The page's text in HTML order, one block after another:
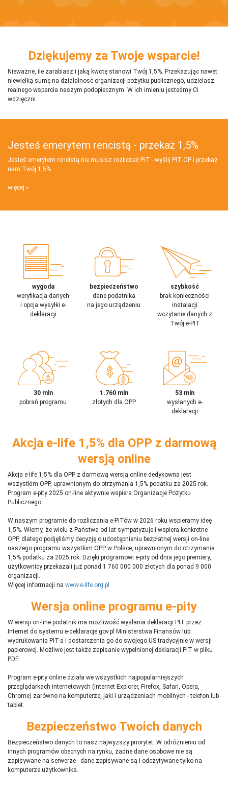
Dziękujemy za Twoje wsparcie!
Nieważne, ile zarabiasz i jaką kwotę stanowi Twój 1,5%. Przekazując nawet
niewielką sumę na działalnosć organizacji pożytku publicznego, udzielasz
realnego wsparcia naszym podopiecznym. W ich imieniu jesteśmy Ci
wdzięczni.
Jesteś emerytem rencistą - przekaż 1,5%
Jesteś emerytem rencistą nie musisz rozliczać PIT - wyślij PIT‑OP i przekaż
nam Twój 1,5%
więcej
wygoda
weryfikacja danych
i opcja wysyłki e-
deklaracji
bezpieczeństwo
dane podatnika
na jego urządzeniu
szybkość
brak konieczności
instalacji
wczytanie danych z
Twój e-PIT
30 mln
pobrań programu
1.760 mln
złotych dla OPP
53 mln
wysłanych e-
deklaracji
Akcja e-life 1,5% dla OPP z darmową
wersją online
Akcja e-life 1,5% dla OPP z darmową wersją online dedykowna jest
wszystkim OPP, uprawnionym do otrzymania 1,5% podatku za 2025 rok.
Program e-pity 2025 on-line aktywnie wspiera Organizacje Pożytku
Publicznego.
W naszym programie do rozliczania e-PITów w 2026 roku wspieramy ideę
1,5%. Wiemy, że wielu z Państwa od lat sympatyzuje i wspiera konkretne
OPP, dlatego podjęliśmy decyzję o udostępnieniu bezpłatnej wersji on-line
naszego programu wszystkim OPP w Polsce, uprawnionym do otrzymania
1,5% podatku za 2025 rok. Dzięki programowi e-pity od dnia jego premiery,
użytkownicy przekazali już ponad 1 760 000 000 złotych dla ponad 9 000
organizacji.
Więcej informacji na www.e-life.org.pl
Wersja online programu e-pity
W wersji on-line podatnik ma możliwość wysłania deklaracji PIT przez
Internet do systemu e-deklaracje.gov.pl Ministerstwa Finansów lub
wydrukowania PIT-a i dostarczenia go do swojego US tradycyjnie w wersji
papierowej. Możliwe jest także zapisanie wypełnionej deklaracji PIT w pliku
PDF.
Program e-pity online działa we wszystkich najpopularniejszych
przeglądarkach internetowych (Internet Explorer, Firefox, Safari, Opera,
Chrome) zarówno na komputerze, jaki i urządzeniach mobilnych - telefon lub
tablet..
Bezpieczeństwo Twoich danych
Bezpieczeństwo danych to nasz najwyższy priorytet. W odróżnieniu od
innych programów obecnych na rynku, żadne dane osobowe nie są
zapisywane na serwerze - dane zapisywane są i odczytywane tylko na
komputerze użytkownika.